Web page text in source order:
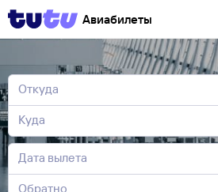
Авиабилеты